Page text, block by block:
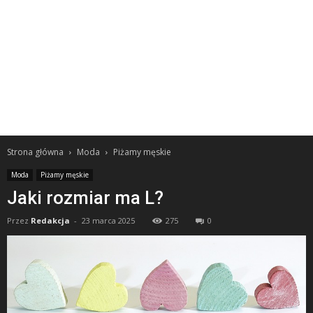
Strona główna Moda Piżamy męskie
Moda Piżamy męskie
Jaki rozmiar ma L?
Przez Redakcja - 23 marca 2025 275 0